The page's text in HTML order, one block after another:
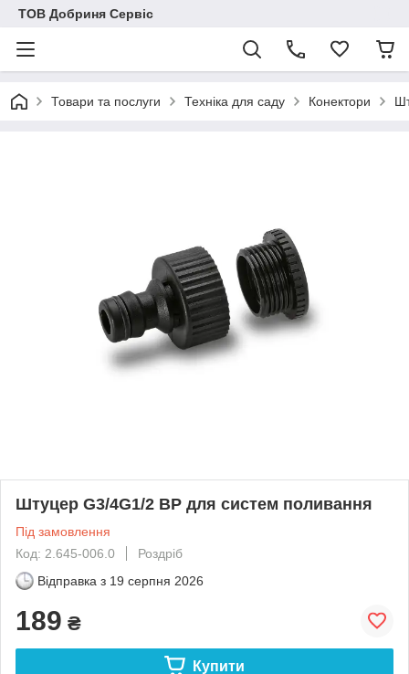
ТОВ Добриня Сервіс
Товари та послуги Техніка для саду Конектори
Штуцер G3/4G1/2 ВР для систем поливання
Під замовлення
Код: 2.645-006.0
Роздріб
Відправка з 19 серпня 2026
189 ₴
Купити